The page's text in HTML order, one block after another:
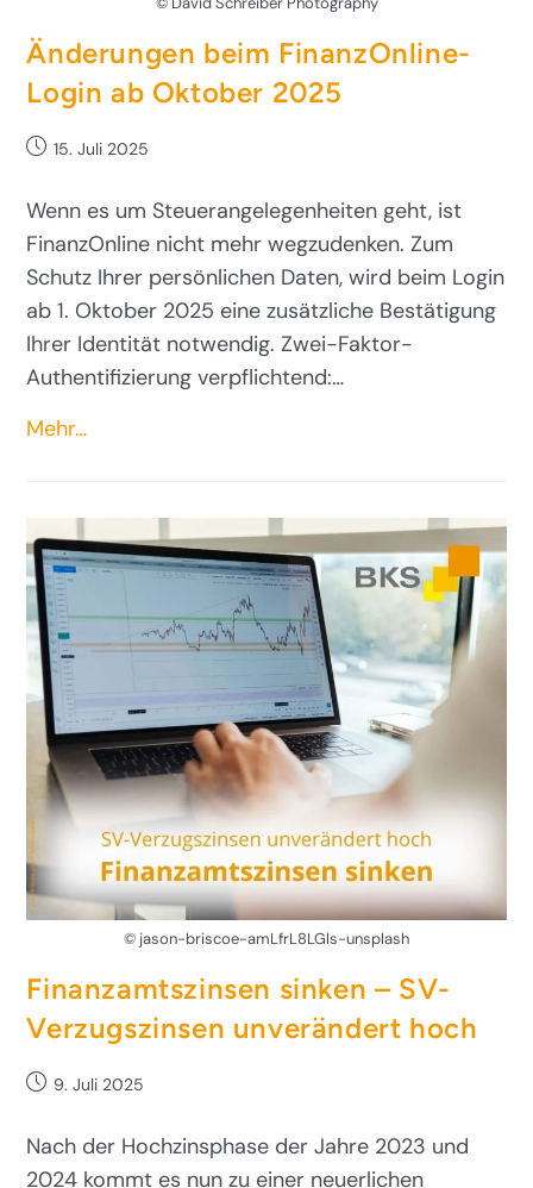
Änderungen beim FinanzOnline-
Login ab Oktober 2025
15. Juli 2025
Wenn es um Steuerangelegenheiten geht, ist
FinanzOnline nicht mehr wegzudenken. Zum
Schutz Ihrer persönlichen Daten, wird beim Login
ab 1. Oktober 2025 eine zusätzliche Bestätigung
Ihrer Identität notwendig. Zwei-Faktor-
Authentifizierung verpflichtend:…
Mehr…
© jason-briscoe-amLfrL8LGls-unsplash
Finanzamtszinsen sinken – SV-
Verzugszinsen unverändert hoch
9. Juli 2025
Nach der Hochzinsphase der Jahre 2023 und
2024 kommt es nun zu einer neuerlichen